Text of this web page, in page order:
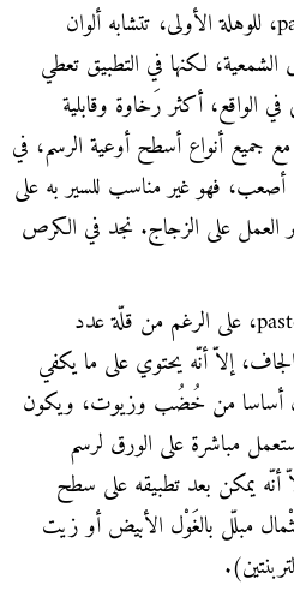
2- الكرص الدُّهْني pastels gras، للوهلة الأولى، تتشابه ألوان
لكنها في التطبيق تعطي
الواقع، أكثر رَخاوة وقابلية
أنواع أسطح أوعية الرسم، في
فهو غير مناسب للسير به على
العمل على الزجاج. نجد في الكرص
• الكرص الزيتي pastels à l’huile، على الرغم من قلّة عدد
إلاّ أنّه يحتوي على ما يكفي
أساسا من خُضُب وزيوت، ويكون
مباشرة على الورق لرسم
أنّه يمكن بعد تطبيقه على سطح
مبلّل بالغَوْل الأبيض أو زيت